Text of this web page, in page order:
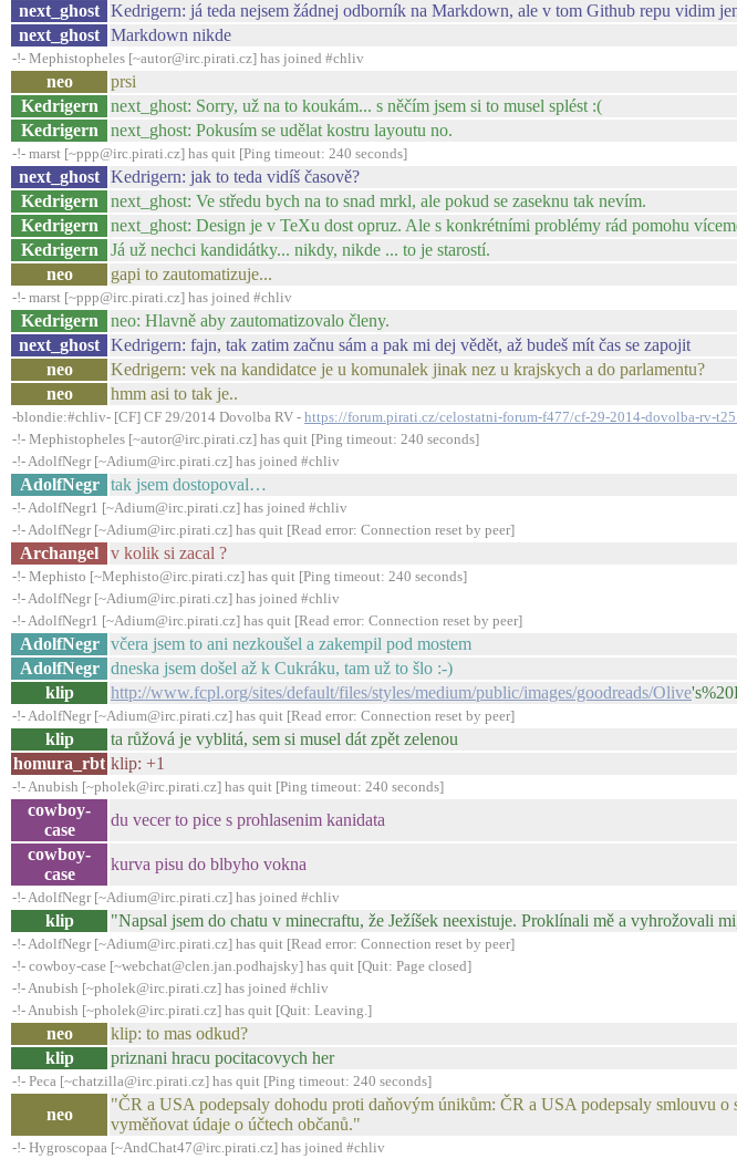
next_ghost Kedrigern: já teda nejsem žádnej odborník na Markdown, ale v tom Github repu vidim
next_ghost Markdown nikde
-!- Mephistopheles [~autor@irc.pirati.cz] has joined #chliv
neo prsi
Kedrigern
next_ghost: Sorry, už na to koukám... s něčím jsem si to musel splést :(
Kedrigern
next_ghost: Pokusím se udělat kostru layoutu no.
-!- marst [~ppp@irc.pirati.cz] has quit [Ping timeout: 240 seconds]
next_ghost Kedrigern: jak to teda vidíš časově?
Kedrigern
next_ghost: Ve středu bych na to snad mrkl, ale pokud se zaseknu tak nevím.
Kedrigern
next_ghost: Design je v TeXu dost opruz. Ale s konkrétními problémy rád pomohu
Kedrigern
Já už nechci kandidátky... nikdy, nikde ... to je starostí.
neo
gapi to zautomatizuje...
-!- marst [~ppp@irc.pirati.cz] has joined #chliv
Kedrigern neo: Hlavně aby zautomatizovalo členy.
next_ghost Kedrigern: fajn, tak zatim začnu sám a pak mi dej vědět, až budeš mít čas se zapojit
neo
Kedrigern: vek na kandidatce je u komunalek jinak nez u krajskych a do parlamentu?
neo
hmm asi to tak je..
-blondie:#chliv- [CF] CF 29/2014 Dovolba RV - https://forum.pirati.cz/celostatni-forum-f477/cf-29-2014-dovolba-rv-
-!- Mephistopheles [~autor@irc.pirati.cz] has quit [Ping timeout: 240 seconds]
-!- AdolfNegr [~Adium@irc.pirati.cz] has joined #chliv
AdolfNegr tak jsem dostopoval…
-!- AdolfNegr1 [~Adium@irc.pirati.cz] has joined #chliv
-!- AdolfNegr [~Adium@irc.pirati.cz] has quit [Read error: Connection reset by peer]
Archangel v kolik si zacal ?
-!- Mephisto [~Mephisto@irc.pirati.cz] has quit [Ping timeout: 240 seconds]
-!- AdolfNegr [~Adium@irc.pirati.cz] has joined #chliv
-!- AdolfNegr1 [~Adium@irc.pirati.cz] has quit [Read error: Connection reset by peer]
AdolfNegr včera jsem to ani nezkoušel a zakempil pod mostem
AdolfNegr
dneska jsem došel až k Cukráku, tam už to šlo :-)
klip
http://www.fcpl.org/sites/default/files/styles/medium/public/images/goodreads/Olive
-!- AdolfNegr [~Adium@irc.pirati.cz] has quit [Read error: Connection reset by peer]
klip ta růžová je vyblitá, sem si musel dát zpět zelenou
homura_rbt klip: +1
-!- Anubish [~pholek@irc.pirati.cz] has quit [Ping timeout: 240 seconds]
cowboy-
case
du vecer to pice s prohlasenim kanidata
cowboy-
case
kurva pisu do blbyho vokna
-!- AdolfNegr [~Adium@irc.pirati.cz] has joined #chliv
klip "Napsal jsem do chatu v minecraftu, že Ježíšek neexistuje. Proklínali mě a vyhrožovali
-!- AdolfNegr [~Adium@irc.pirati.cz] has quit [Read error: Connection reset by peer]
-!- cowboy-case [~webchat@clen.jan.podhajsky] has quit [Quit: Page closed]
-!- Anubish [~pholek@irc.pirati.cz] has joined #chliv
-!- Anubish [~pholek@irc.pirati.cz] has quit [Quit: Leaving.]
neo klip: to mas odkud?
klip
priznani hracu pocitacovych her
-!- Peca [~chatzilla@irc.pirati.cz] has quit [Ping timeout: 240 seconds]
neo
"ČR a USA podepsaly dohodu proti daňovým únikům: ČR a USA podepsaly smlouvu
vyměňovat údaje o účtech občanů."
-!- Hygroscopaa [~AndChat47@irc.pirati.cz] has joined #chliv